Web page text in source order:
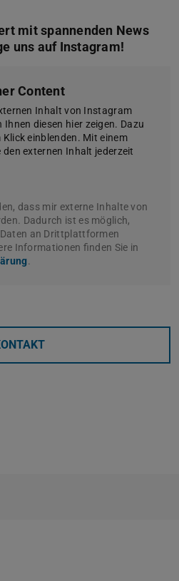
mit spannenden News
uns auf Instagram!
Content
Inhalt von Instagram
diesen hier zeigen. Dazu
einblenden. Mit einem
externen Inhalt jederzeit
dass mir externe Inhalte von
Dadurch ist es möglich,
an Drittplattformen
Informationen finden Sie in
.